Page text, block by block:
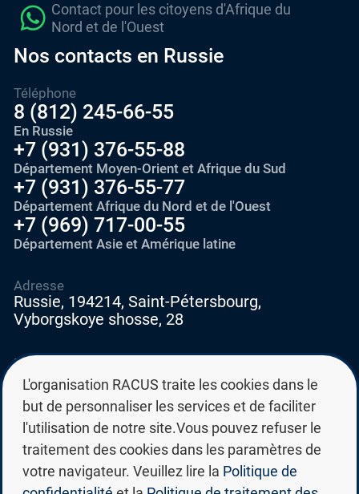
Contact pour les citoyens d'Afrique du
Nord et de l'Ouest
Nos contacts en Russie
Téléphone
8 (812) 245-66-55
En Russie
+7 (931) 376-55-88
Département Moyen-Orient et Afrique du Sud
+7 (931) 376-55-77
Département Afrique du Nord et de l'Ouest
+7 (969) 717-00-55
Département Asie et Amérique latine
E-mail
education@edurussia.org
edurussia@racus.ru
Adresse
Russie, 194214, Saint-Pétersbourg,
Vyborgskoye shosse, 28
L'organisation RACUS traite les cookies dans le
but de personnaliser les services et de faciliter
l'utilisation de notre site.Vous pouvez refuser le
traitement des cookies dans les paramètres de
votre navigateur. Veuillez lire la Politique de